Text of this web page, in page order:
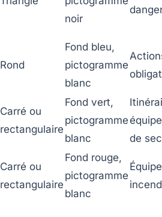
noir
Rond
Fond bleu,
pictogramme
blanc
Carré ou
rectangulaire
Fond vert,
pictogramme
blanc
de
Carré ou
rectangulaire
Fond rouge,
pictogramme
blanc